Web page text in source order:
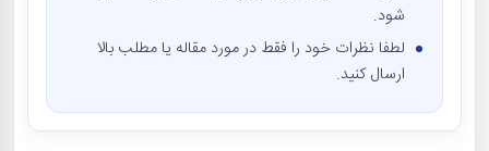
شود.
لطفا نظرات خود را فقط در مورد مقاله یا مطلب بالا
ارسال کنید.